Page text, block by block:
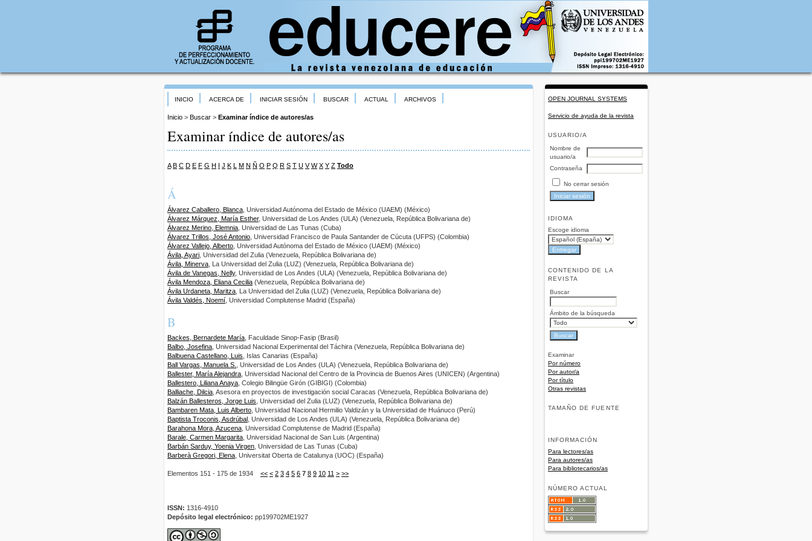
OPEN JOURNAL SYSTEMS
Servicio de ayuda de la revista
USUARIO/A
Nombre de
usuario/a
Contraseña
No cerrar sesión
IDIOMA
Escoge idioma
CONTENIDO DE LA
REVISTA
Buscar
Ámbito de la búsqueda
Examinar
Por número
Por autor/a
Por título
Otras revistas
TAMAÑO DE FUENTE
INFORMACIÓN
Para lectores/as
Para autores/as
Para bibliotecarios/as
NÚMERO ACTUAL
INICIO ACERCA DE INICIAR SESIÓN BUSCAR ACTUAL ARCHIVOS
Inicio > Buscar > Examinar índice de autores/as
Examinar índice de autores/as
A B C D E F G H I J K L M N Ñ O P Q R S T U V W X Y Z Todo
Á
Álvarez Caballero, Blanca , Universidad Autónoma del Estado de México (UAEM) (México)
Álvarez Márquez, María Esther, Universidad de Los Andes (ULA) (Venezuela, República Bolivariana de)
Álvarez Merino, Elemnia , Universidad de Las Tunas (Cuba)
Álvarez Trillos, José Antonio , Universidad Francisco de Paula Santander de Cúcuta (UFPS) (Colombia)
Álvarez Vallejo, Alberto , Universidad Autónoma del Estado de México (UAEM) (México)
Ávila, Ayari , Universidad del Zulia (Venezuela, República Bolivariana de)
Ávila, Minerva , La Universidad del Zulia (LUZ) (Venezuela, República Bolivariana de)
Ávila de Vanegas, Nelly, Universidad de Los Andes (ULA) (Venezuela, República Bolivariana de)
Ávila Mendoza, Eliana Cecilia (Venezuela, República Bolivariana de)
Ávila Urdaneta, Maritza , La Universidad del Zulia (LUZ) (Venezuela, República Bolivariana de)
Ávila Valdés, Noemí , Universidad Complutense Madrid (España)
B
Backes, Bernardete María, Faculdade Sinop-Fasip (Brasil)
Balbo, Josefina, Universidad Nacional Experimental del Táchira (Venezuela, República Bolivariana de)
Balbuena Castellano, Luis, Islas Canarias (España)
Ball Vargas, Manuela S., Universidad de Los Andes (ULA) (Venezuela, República Bolivariana de)
Ballester, María Alejandra, Universidad Nacional del Centro de la Provincia de Buenos Aires (UNICEN) (Argentina)
Ballestero, Liliana Anaya, Colegio Bilingüe Girón (GIBIGI) (Colombia)
Balliache, Dilcia, Asesora en proyectos de investigación social Caracas (Venezuela, República Bolivariana de)
Balzán Ballesteros, Jorge Luis, Universidad del Zulia (LUZ) (Venezuela, República Bolivariana de)
Bambaren Mata, Luis Alberto, Universidad Nacional Hermilio Valdizán y la Universidad de Huánuco (Perú)
Baptista Troconis, Asdrúbal , Universidad de Los Andes (ULA) (Venezuela, República Bolivariana de)
Barahona Mora, Azucena, Universidad Complutense de Madrid (España)
Barale, Carmen Margarita, Universidad Nacional de San Luis (Argentina)
Barbán Sarduy, Yoenia Virgen, Universidad de Las Tunas (Cuba)
Barberà Gregori, Elena, Universitat Oberta de Catalunya (UOC) (España)
Elementos 151 - 175 de 1934 << < 2 3 4 5 6 7 8 9 10 11 > >>
ISSN: 1316-4910
Depósito legal electrónico: pp199702ME1927